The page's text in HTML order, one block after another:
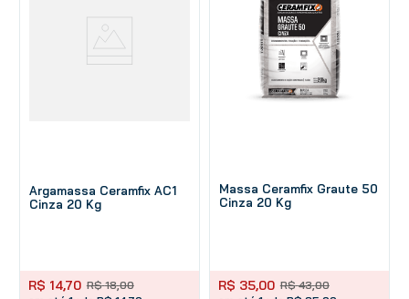
Argamassa Ceramfix AC1
Cinza 20 Kg
R$ 18,00
R$ 14,70
Massa Ceramfix Graute 50
Cinza 20 Kg
R$ 43,00
R$ 35,00